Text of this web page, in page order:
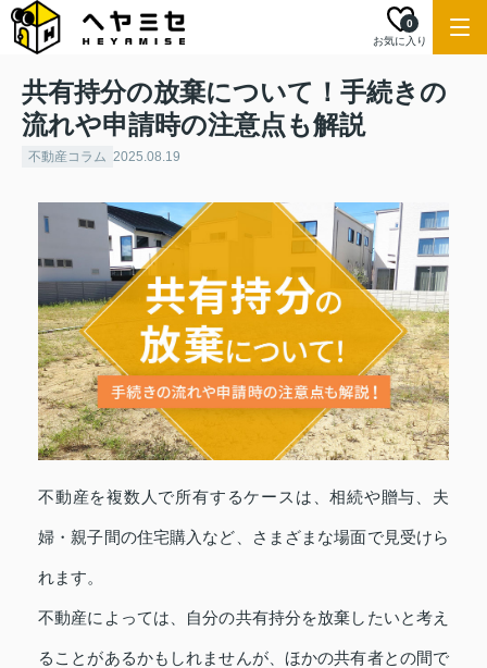
お気に入り
0
共有持分の放棄について！手続きの
流れや申請時の注意点も解説
不動産コラム 2025.08.19
不動産を複数人で所有するケースは、相続や贈与、夫
婦・親子間の住宅購入など、さまざまな場面で見受けら
れます。
不動産によっては、自分の共有持分を放棄したいと考え
ることがあるかもしれませんが、ほかの共有者との間で